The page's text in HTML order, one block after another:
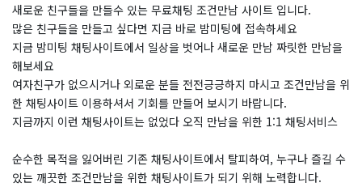
새로운 친구들을 만들수 있는 무료채팅 조건만남 사이트 입니다.
많은 친구들을 만들고 싶다면 지금 바로 밤미팅에 접속하세요
지금 밤미팅 채팅사이트에서 일상을 벗어나 새로운 만남 짜릿한 만남을
해보세요
여자친구가 없으시거나 외로운 분들 전전긍긍하지 마시고 조건만남을 위
한 채팅사이트 이용하셔서 기회를 만들어 보시기 바랍니다.
지금까지 이런 채팅사이트는 없었다 오직 만남을 위한 1:1 채팅서비스
순수한 목적을 잃어버린 기존 채팅사이트에서 탈피하여, 누구나 즐길 수
있는 깨끗한 조건만남을 위한 채팅사이트가 되기 위해 노력합니다.